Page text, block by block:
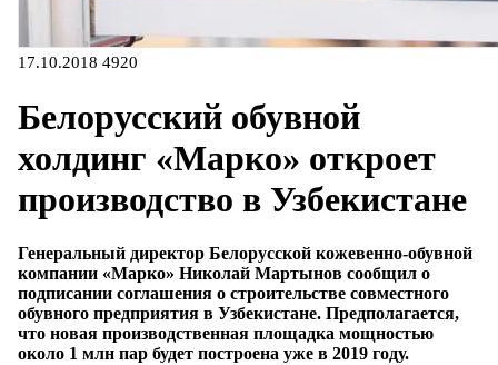
17.10.2018 4920
Белорусский обувной
холдинг «Марко» откроет
производство в Узбекистане
Генеральный директор Белорусской кожевенно-обувной
компании «Марко» Николай Мартынов сообщил о
подписании соглашения о строительстве совместного
обувного предприятия в Узбекистане. Предполагается,
что новая производственная площадка мощностью
около 1 млн пар будет построена уже в 2019 году.